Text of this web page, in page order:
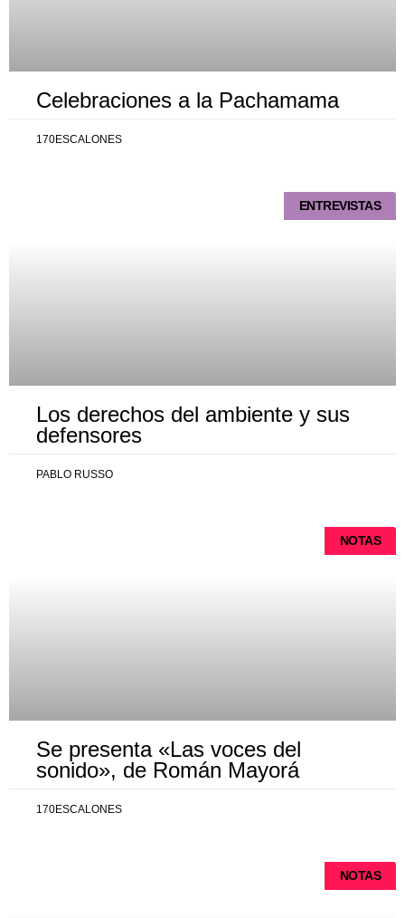
Celebraciones a la Pachamama
170ESCALONES
ENTREVISTAS
Los derechos del ambiente y sus
defensores
PABLO RUSSO
NOTAS
Se presenta «Las voces del
sonido», de Román Mayorá
170ESCALONES
NOTAS